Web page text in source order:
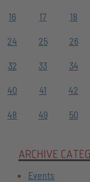
16 17 18
24 25 26
32 33 34
40 41 42
48 49 50
ARCHIVE
Events